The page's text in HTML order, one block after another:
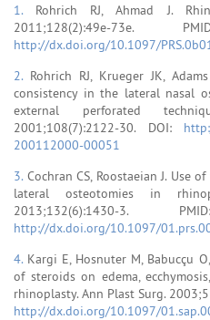
1. Rohrich RJ, Ahmad J.
2011;128(2):49e-73e.
http://dx.doi.org/10.1097/
2. Rohrich RJ, Krueger JK,
consistency in the lateral nasal
external perforated
2001;108(7):2122-30. DOI:
200112000-00051
3. Cochran CS, Roostaeian J. Use
lateral osteotomies in
2013;132(6):1430-3.
http://dx.doi.org/10.1097/
4. Kargi E, Hosnuter M, Babucçu
of steroids on edema,
rhinoplasty. Ann Plast Surg.
http://dx.doi.org/10.1097/